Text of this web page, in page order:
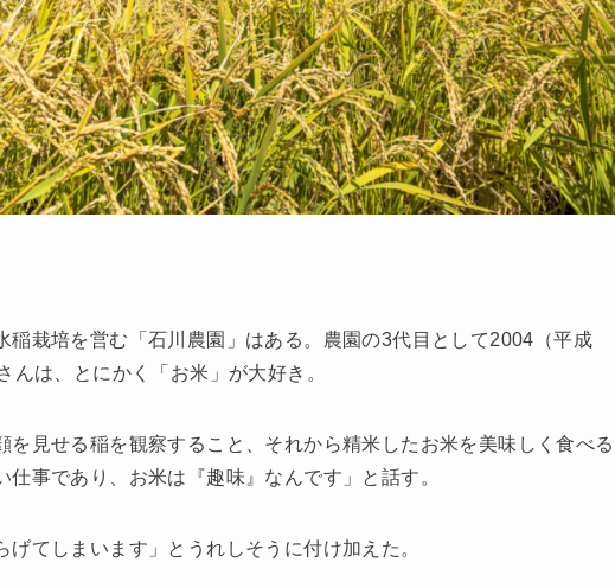
稲栽培を営む「石川農園」はある。農園の3代目として2004（平成
は、とにかく「お米」が大好き。
を見せる稲を観察すること、それから精米したお米を美味しく食べる
事であり、お米は『趣味』なんです」と話す。
てしまいます」とうれしそうに付け加えた。